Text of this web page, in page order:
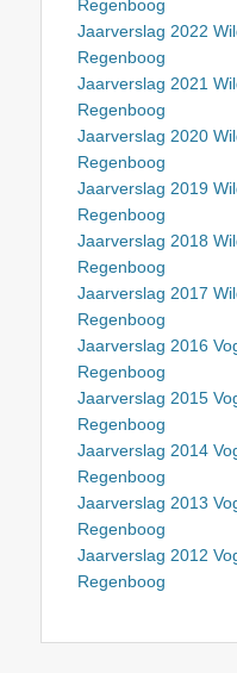
Regenboog
Jaarverslag 2022
Regenboog
Jaarverslag 2021
Regenboog
Jaarverslag 2020
Regenboog
Jaarverslag 2019
Regenboog
Jaarverslag 2018
Regenboog
Jaarverslag 2017
Regenboog
Jaarverslag 2016
Regenboog
Jaarverslag 2015
Regenboog
Jaarverslag 2014
Regenboog
Jaarverslag 2013
Regenboog
Jaarverslag 2012
Regenboog